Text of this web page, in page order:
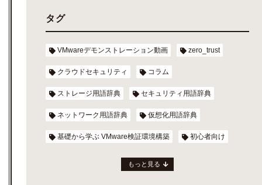
タグ
VMwareデモンストレーション動画 zero_trust
クラウドセキュリティ コラム
ストレージ用語辞典 セキュリティ用語辞典
ネットワーク用語辞典 仮想化用語辞典
基礎から学ぶ VMware検証環境構築 初心者向け
もっと見る